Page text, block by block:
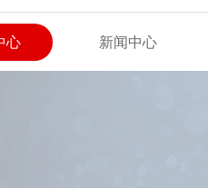
心 新闻中心